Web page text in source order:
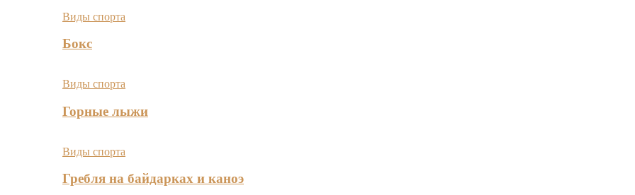
Виды спорта
Бокс
Виды спорта
Горные лыжи
Виды спорта
Гребля на байдарках и каноэ